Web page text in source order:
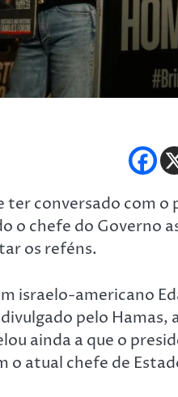
ter conversado com
o chefe do Governo
os reféns.
israelo-americano
pelo Hamas,
ainda a que o
o atual chefe de